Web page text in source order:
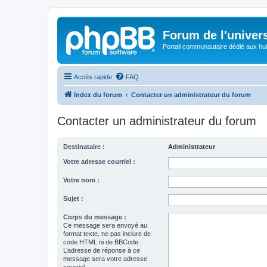
Forum de
Portail communautaire dédié aux
Accès rapide FAQ
Index du forum Contacter un administrateur du forum
Contacter un administrateur du forum
Destinataire : Administrateur
Votre adresse courriel :
Votre nom :
Sujet :
Corps du message :
Ce message sera envoyé au
format texte, ne pas inclure de
code HTML ni de BBCode.
L’adresse de réponse à ce
message sera votre adresse